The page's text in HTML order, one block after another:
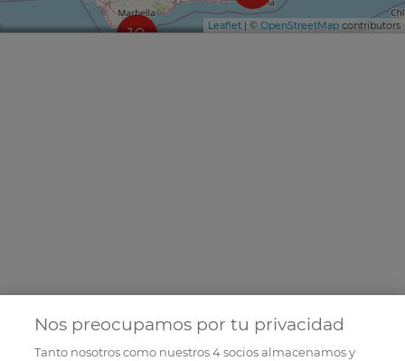
10 Leaflet | © OpenStreetMap contributors
Nos preocupamos por tu privacidad
Tanto nosotros como nuestros4socios almacenamos y